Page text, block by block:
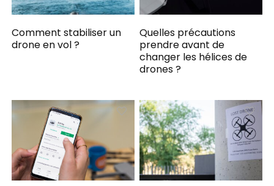
Comment stabiliser un
drone en vol ?
Quelles précautions
prendre avant de
changer les hélices de
drones ?